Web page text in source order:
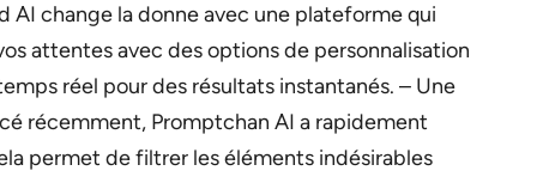
AI change la donne avec une plateforme qui
attentes avec des options de personnalisation
réel pour des résultats instantanés. – Une
récemment, Promptchan AI a rapidement
permet de filtrer les éléments indésirables